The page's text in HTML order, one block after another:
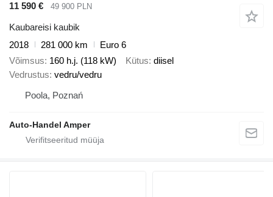
11 590 €
49 900 PLN
Kaubareisi kaubik
2018
281 000 km
Euro 6
Võimsus 160 h.j. (118 kW) Kütus diisel
Vedrustus vedru/vedru
Poola, Poznań
Auto-Handel Amper